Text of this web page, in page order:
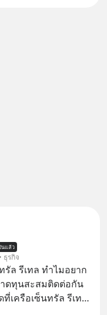
นแล้ว
ธุรกิจ
รัล รีเทล ทำไมอยาก
ดทุนสะสมติดต่อกัน
เครือเซ็นทรัล รีเทล